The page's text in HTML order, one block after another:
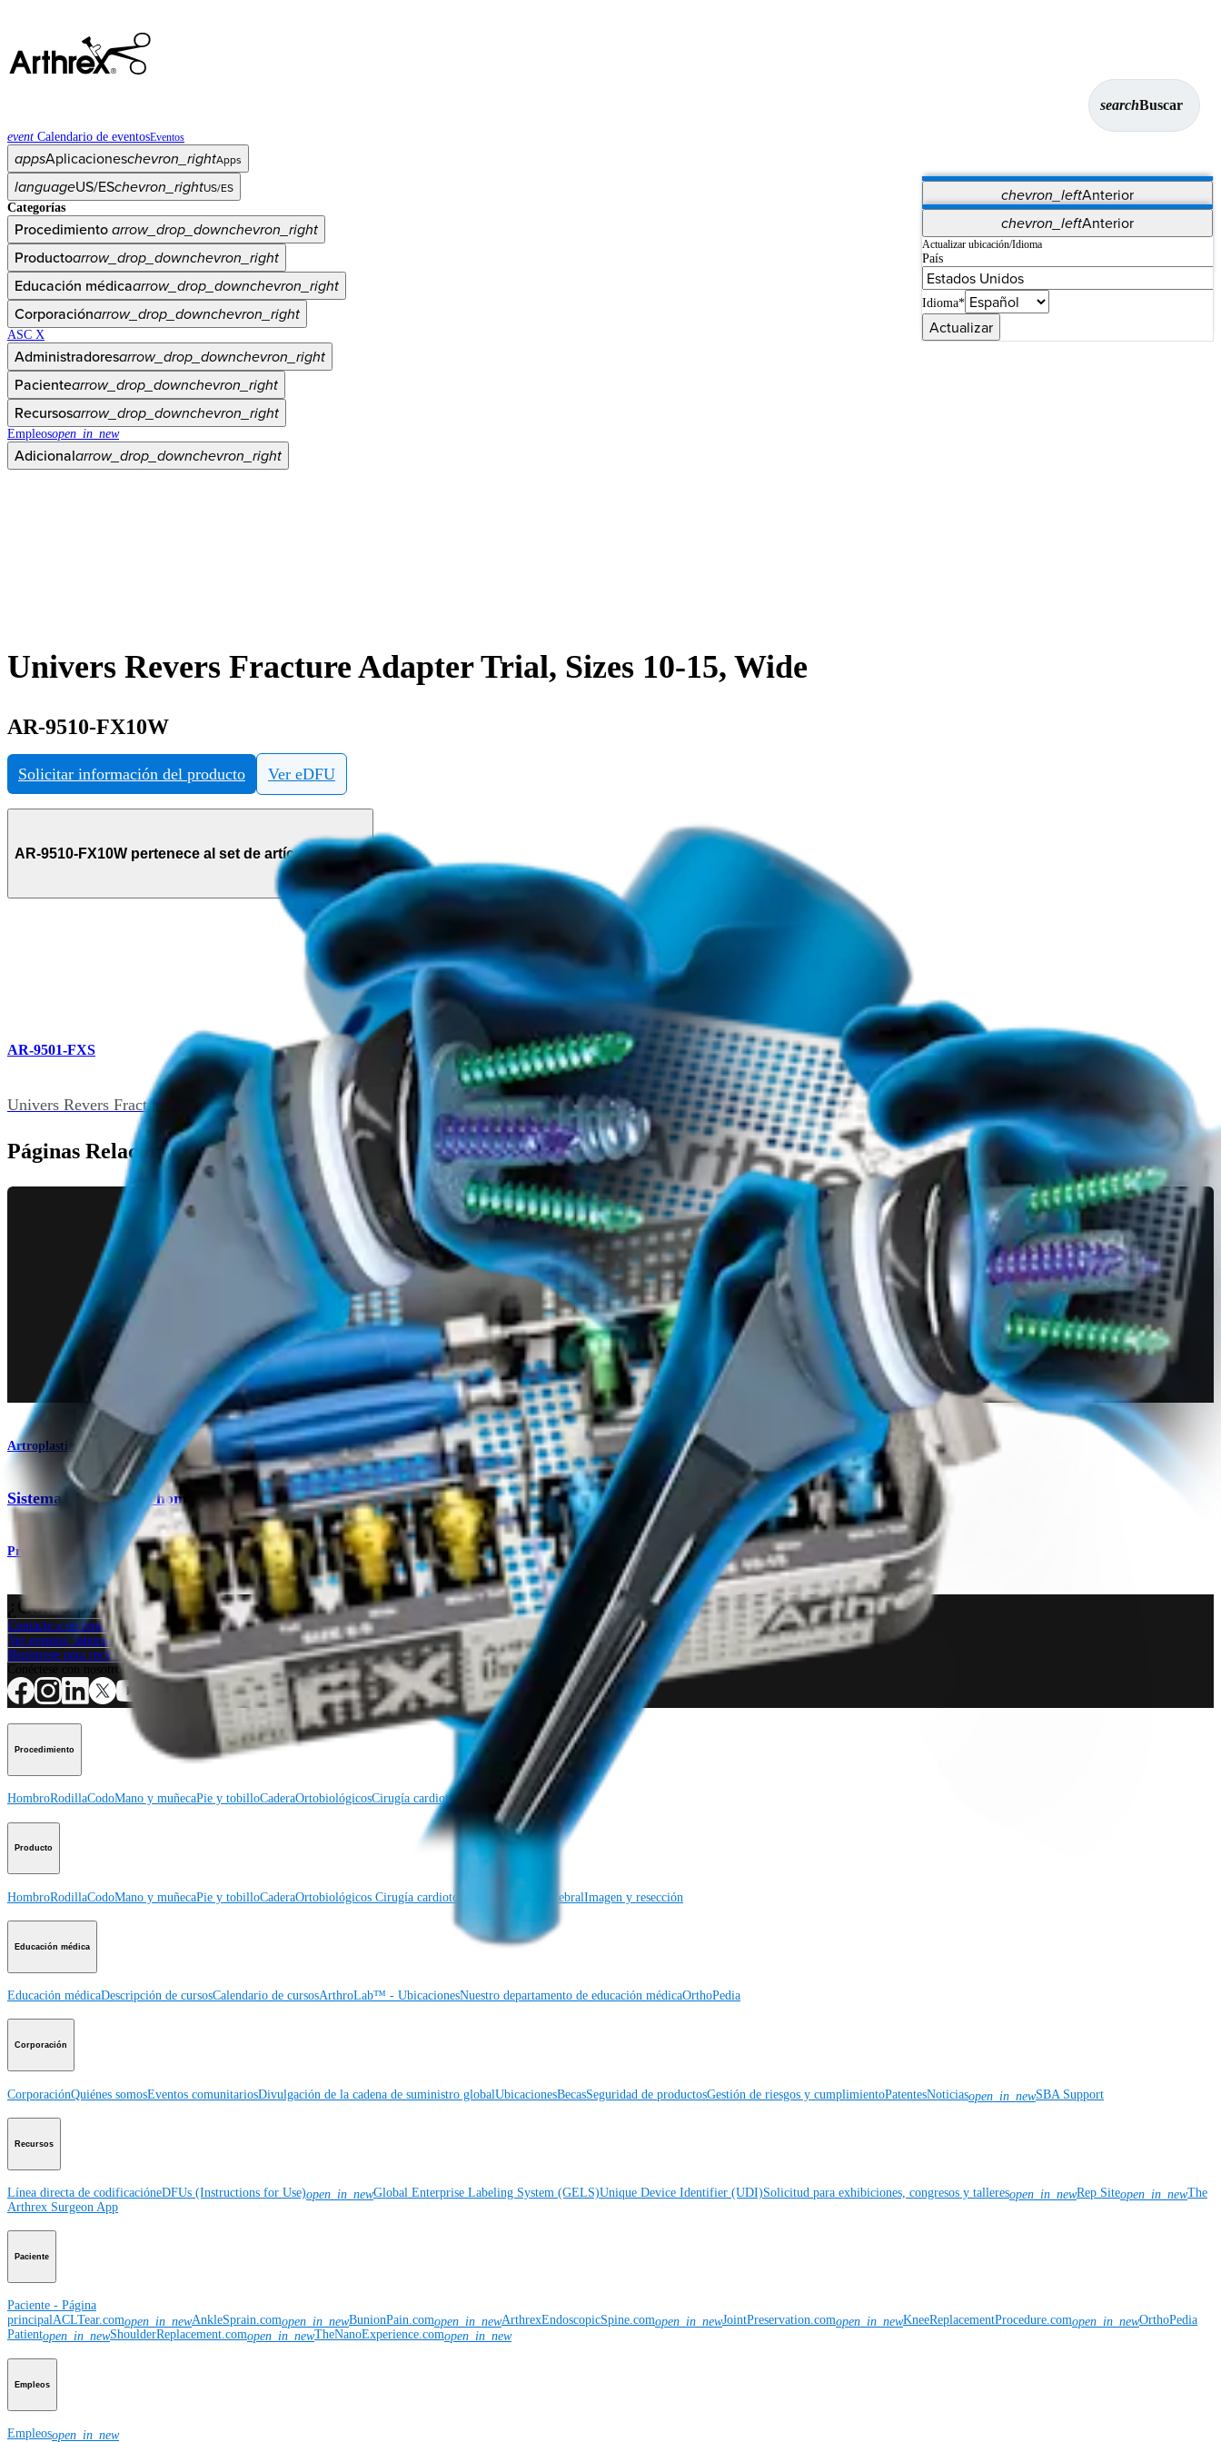
searchBuscar
event Calendario de eventosEventos
appsAplicacioneschevron_rightApps
chevron_leftAnterior
Vet Systems OrthoPedia Patient
Supplier Portal
Synergy Imaging & Resection
languageUS/ESchevron_rightUS/ES
chevron_leftAnterior
Actualizar ubicación/Idioma
País
Idioma*
Actualizar
Categorías
Procedimientoarrow_drop_downchevron_right
Productoarrow_drop_downchevron_right
Educación médicaarrow_drop_downchevron_right
Corporaciónarrow_drop_downchevron_right
ASC X
Administradoresarrow_drop_downchevron_right
Pacientearrow_drop_downchevron_right
Recursosarrow_drop_downchevron_right
Empleosopen_in_new
Adicionalarrow_drop_downchevron_right
Univers Revers Fracture Adapter Trial, Sizes 10-15, Wide
AR-9510-FX10W
Solicitar información del producto Ver eDFU
AR-9510-FX10W pertenece al set de artículos de (1)
AR-9501-FXS
Univers Revers Fracture Adapter Instrument Set
Páginas Relacionadas
Artroplastia de hombro
Sistema total para el hombro Univers Revers™
Producto
¿Cómo podemos ayudarlo?
Contacte a un representante
Ver eventos, laboratorios y oportunidades educativas
Regístrese para recibir: ¿Qué hay de nuevo en Arthrex?
Conéctese con nosotros
Procedimiento
HombroRodillaCodoMano y muñecaPie y tobilloCaderaOrtobiológicosCirugía cardiotorácica Columna vertebral
Producto
HombroRodillaCodoMano y muñecaPie y tobilloCaderaOrtobiológicos Cirugía cardiotorácica Columna vertebralImagen y resección
Educación médica
Educación médicaDescripción de cursosCalendario de cursosArthroLab™ - UbicacionesNuestro departamento de educación médicaOrthoPedia
Corporación
CorporaciónQuiénes somosEventos comunitariosDivulgación de la cadena de suministro globalUbicacionesBecasSeguridad de productosGestión de riesgos y cumplimientoPatentesNoticiasopen_in_newSBA Support
Recursos
Línea directa de codificacióneDFUs (Instructions for Use)open_in_newGlobal Enterprise Labeling System (GELS)Unique Device Identifier (UDI)Solicitud para exhibiciones, congresos y talleresopen_in_newRep Siteopen_in_newThe
Arthrex Surgeon App
Paciente
Paciente - Página
principalACLTear.comopen_in_newAnkleSprain.comopen_in_newBunionPain.comopen_in_newArthrexEndoscopicSpine.comopen_in_newJointPreservation.comopen_in_newKneeReplacementProcedure.comopen_in_newOrthoPedia
Patientopen_in_newShoulderReplacement.comopen_in_newTheNanoExperience.comopen_in_new
Empleos
Empleosopen_in_new